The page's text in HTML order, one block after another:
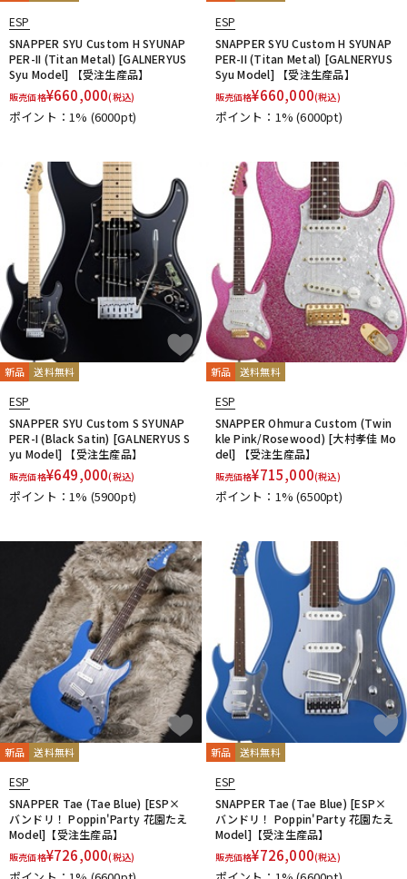
ESP
SNAPPER SYU Custom H SYUNAP
PER-II (Titan Metal) [GALNERYUS
Syu Model] 【受注生産品】
販売価格¥660,000(税込)
ポイント：1% (6000pt)
ESP
SNAPPER SYU Custom H SYUNAP
PER-II (Titan Metal) [GALNERYUS
Syu Model] 【受注生産品】
販売価格¥660,000(税込)
ポイント：1%(6000pt)
新品 送料無料
ESP
SNAPPER SYU Custom S SYUNAP
PER-I (Black Satin) [GALNERYUS S
yu Model] 【受注生産品】
販売価格¥649,000(税込)
ポイント：1% (5900pt)
新品 送料無料
ESP
SNAPPER Ohmura Custom (Twin
kle Pink/Rosewood) [大村孝佳 Mo
del] 【受注生産品】
販売価格¥715,000(税込)
ポイント：1%(6500pt)
新品 送料無料
ESP
SNAPPER Tae (Tae Blue) [ESP×
バンドリ！ Poppin'Party 花園たえ
Model]【受注生産品】
販売価格¥726,000(税込)
新品 送料無料
ESP
SNAPPER Tae (Tae Blue) [ESP×
バンドリ！ Poppin'Party 花園たえ
Model]【受注生産品】
販売価格¥726,000(税込)